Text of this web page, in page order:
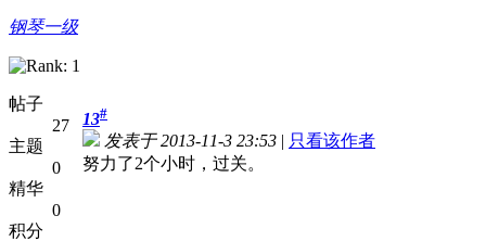
钢琴一级
帖子
27
主题
0
精华
0
积分
13#
发表于 2013-11-3 23:53 | 只看该作者
努力了2个小时，过关。